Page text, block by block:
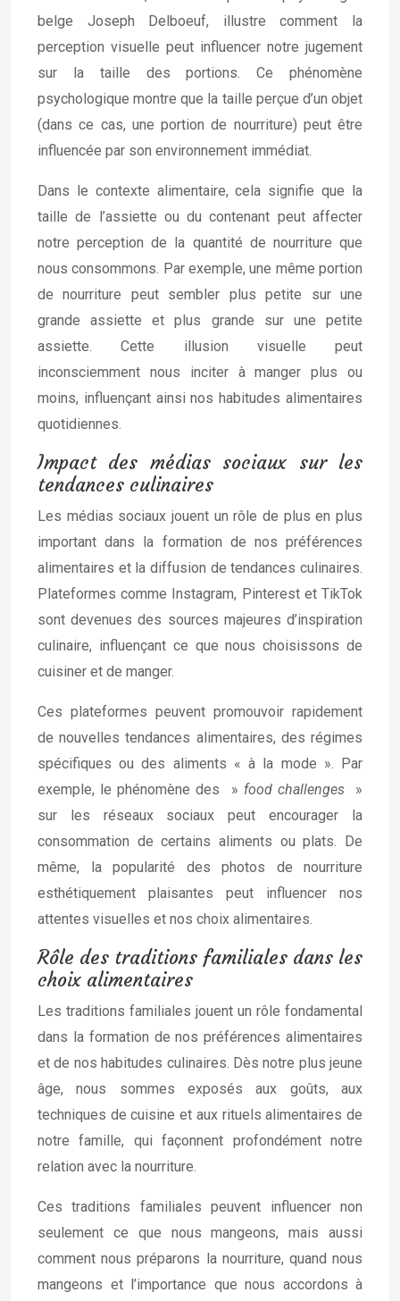
belge Joseph Delboeuf, illustre comment la
perception visuelle peut influencer notre jugement
sur la taille des portions. Ce phénomène
psychologique montre que la taille perçue d’un objet
(dans ce cas, une portion de nourriture) peut être
influencée par son environnement immédiat.
Dans le contexte alimentaire, cela signifie que la
taille de l’assiette ou du contenant peut affecter
notre perception de la quantité de nourriture que
nous consommons. Par exemple, une même portion
de nourriture peut sembler plus petite sur une
grande assiette et plus grande sur une petite
assiette. Cette illusion visuelle peut
inconsciemment nous inciter à manger plus ou
moins, influençant ainsi nos habitudes alimentaires
quotidiennes.
Impact des médias sociaux sur les
tendances culinaires
Les médias sociaux jouent un rôle de plus en plus
important dans la formation de nos préférences
alimentaires et la diffusion de tendances culinaires.
Plateformes comme Instagram, Pinterest et TikTok
sont devenues des sources majeures d’inspiration
culinaire, influençant ce que nous choisissons de
cuisiner et de manger.
Ces plateformes peuvent promouvoir rapidement
de nouvelles tendances alimentaires, des régimes
spécifiques ou des aliments « à la mode ». Par
exemple, le phénomène des » food challenges
»
sur les réseaux sociaux peut encourager la
consommation de certains aliments ou plats. De
même, la popularité des photos de nourriture
esthétiquement plaisantes peut influencer nos
attentes visuelles et nos choix alimentaires.
Rôle des traditions familiales dans les
choix alimentaires
Les traditions familiales jouent un rôle fondamental
dans la formation de nos préférences alimentaires
et de nos habitudes culinaires. Dès notre plus jeune
âge, nous sommes exposés aux goûts, aux
techniques de cuisine et aux rituels alimentaires de
notre famille, qui façonnent profondément notre
relation avec la nourriture.
Ces traditions familiales peuvent influencer non
seulement ce que nous mangeons, mais aussi
comment nous préparons la nourriture, quand nous
mangeons et l’importance que nous accordons à